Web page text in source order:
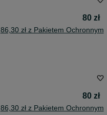
80 zł
86,30 zł z Pakietem Ochronnym
80 zł
86,30 zł z Pakietem Ochronnym